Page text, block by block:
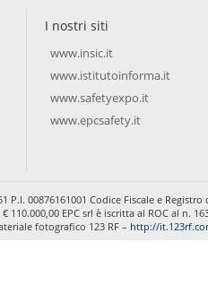
I nostri siti
www.insic.it
www.istitutoinforma.it
www.safetyexpo.it
www.epcsafety.it
P.I. 00876161001 Codice Fiscale e
110.000,00 EPC srl è iscritta al ROC al n.
fotografico 123 RF – http://